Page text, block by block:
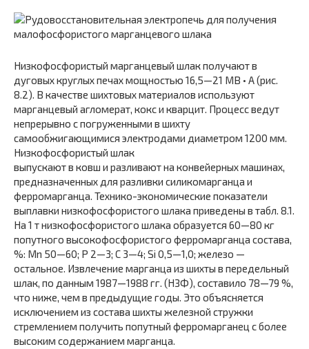
Низкофосфористый марганцевый шлак получают в
дуговых круглых печах мощностью 16,5—21 МВ • А (рис.
8.2). В качестве шихтовых материалов используют
марганцевый агломерат, кокс и кварцит. Процесс ведут
непрерывно с погруженными в шихту
самообжигающимися электродами диаметром 1200 мм.
Низкофосфористый шлак
выпускают в ковш и разливают на конвейерных машинах,
предназначенных для разливки силикомарганца и
ферромарганца. Технико-экономические показатели
выплавки низкофосфористого шлака приведены в табл. 8.1.
На 1 т низкофосфористого шлака образуется 60—80 кг
попутного высокофосфористого ферромарганца состава,
%: Mn 50—60; P 2—3; C 3—4; Si 0,5—1,0; железо —
остальное. Извлечение марганца из шихты в передельный
шлак, по данным 1987—1988 гг. (НЗФ), составило 78—79 %,
что ниже, чем в предыдущие годы. Это объясняется
исключением из состава шихты железной стружки
стремлением получить попутный ферромарганец с более
высоким содержанием марганца.